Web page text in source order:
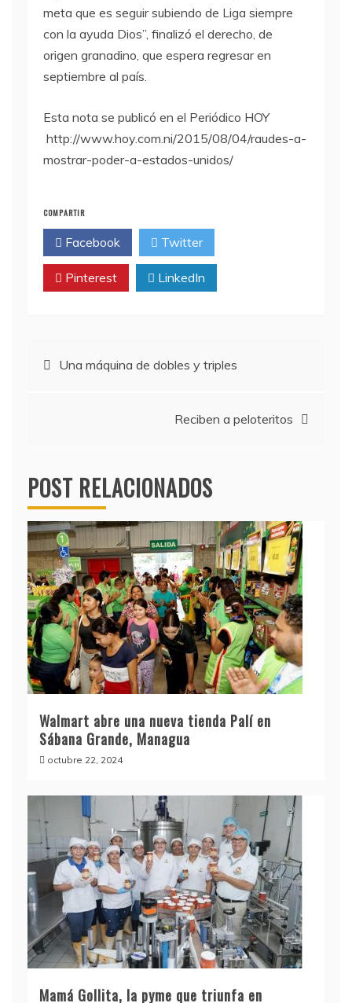
meta que es seguir subiendo de Liga siempre
con la ayuda Dios”, finalizó el derecho, de
origen granadino, que espera regresar en
septiembre al país.
Esta nota se publicó en el Periódico HOY
http://www.hoy.com.ni/2015/08/04/raudes-a-
mostrar-poder-a-estados-unidos/
COMPARTIR
Facebook Twitter
Pinterest LinkedIn
Navegación
Una máquina de dobles y triples
Reciben a peloteritos
POST RELACIONADOS
Walmart abre una nueva tienda Palí en
Sábana Grande, Managua
octubre 22, 2024
Mamá Gollita, la pyme que triunfa en